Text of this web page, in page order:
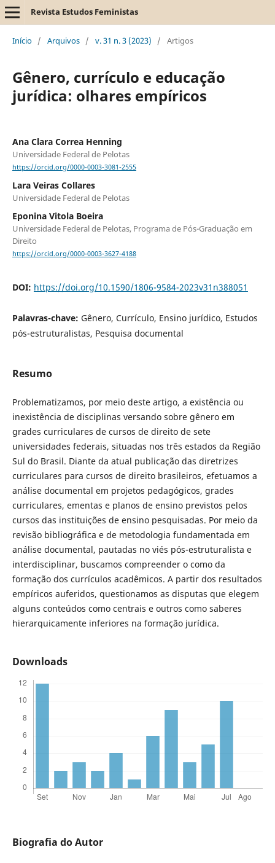
Revista Estudos Feministas
Início / Arquivos / v. 31 n. 3 (2023) / Artigos
Gênero, currículo e educação
jurídica: olhares empíricos
Ana Clara Correa Henning
Universidade Federal de Pelotas
https://orcid.org/0000-0003-3081-2555
Lara Veiras Collares
Universidade Federal de Pelotas
Eponina Vitola Boeira
Universidade Federal de Pelotas, Programa de Pós-Graduação em
Direito
https://orcid.org/0000-0003-3627-4188
DOI: https://doi.org/10.1590/1806-9584-2023v31n388051
Palavras-chave: Gênero, Currículo, Ensino jurídico, Estudos
pós-estruturalistas, Pesquisa documental
Resumo
Problematizamos, por meio deste artigo, a existência ou
inexistência de disciplinas versando sobre gênero em
grades curriculares de cursos de direito de sete
universidades federais, situadas nos três estados da Região
Sul do Brasil. Diante da atual publicação das diretrizes
curriculares para cursos de direito brasileiros, efetuamos a
análise documental em projetos pedagógicos, grades
curriculares, ementas e planos de ensino previstos pelos
cursos das instituições de ensino pesquisadas. Por meio da
revisão bibliográfica e de metodologia fundamentada em
análise documental, pautadas no viés pós-estruturalista e
interdisciplinar, buscamos compreender o como da
formação dos currículos acadêmicos. A partir dos resultados
empíricos auferidos, questionamos as disputas que elegem
alguns conteúdos como centrais e outros como saberes
hierarquicamente inferiores na formação jurídica.
Downloads
Biografia do Autor